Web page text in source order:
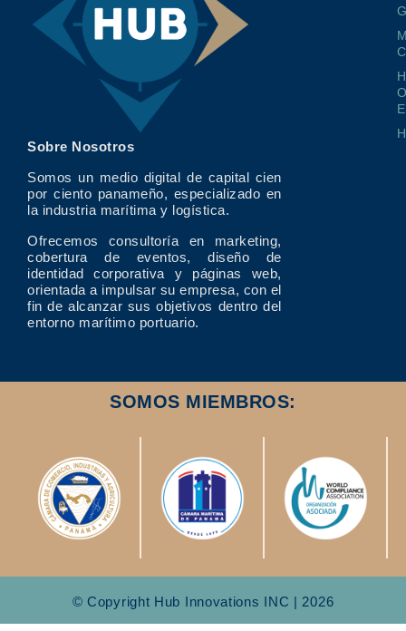
Sobre Nosotros
Somos un medio digital de capital cien
por ciento panameño, especializado en
la industria marítima y logística.
Ofrecemos consultoría en marketing,
cobertura de eventos, diseño de
identidad corporativa y páginas web,
orientada a impulsar su empresa, con el
fin de alcanzar sus objetivos dentro del
entorno marítimo portuario.
SOMOS MIEMBROS:
© Copyright Hub Innovations INC | 2026